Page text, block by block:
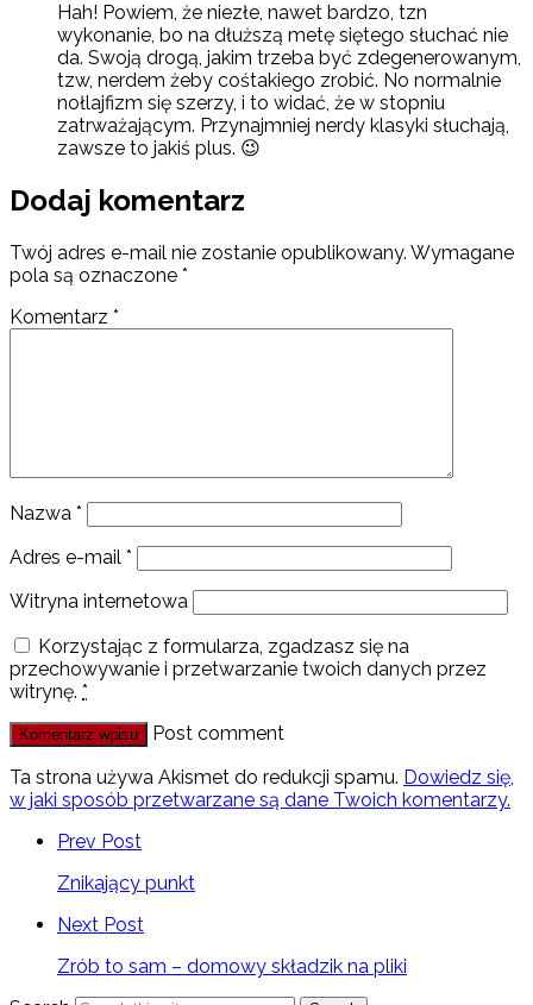
Hah! Powiem, że niezłe, nawet bardzo, tzn
wykonanie, bo na dłuższą metę siętego słuchać nie
da. Swoją drogą, jakim trzeba być zdegenerowanym,
tzw, nerdem żeby cośtakiego zrobić. No normalnie
nołlajfizm się szerzy, i to widać, że w stopniu
zatrważającym. Przynajmniej nerdy klasyki słuchają,
zawsze to jakiś plus. 😉
Dodaj komentarz
Twój adres e-mail nie zostanie opublikowany. Wymagane
pola są oznaczone *
Komentarz *
Nazwa *
Adres e-mail *
Witryna internetowa
Korzystając z formularza, zgadzasz się na
przechowywanie i przetwarzanie twoich danych przez
witrynę. *
Post comment
Ta strona używa Akismet do redukcji spamu. Dowiedz się,
w jaki sposób przetwarzane są dane Twoich komentarzy.
Prev Post
Znikający punkt
Next Post
Zrób to sam – domowy składzik na pliki